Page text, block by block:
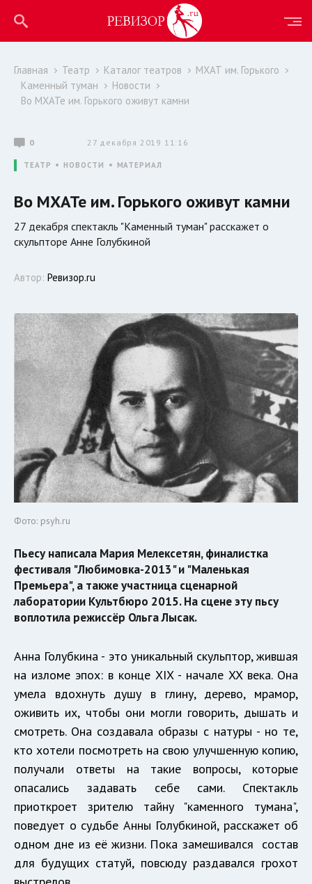
Главная Театр Каталог театров
МХАТ им. Горького
Каменный туман
Новости
Во МХАТе им. Горького оживут камни
0 27 декабря 2019 11:16
ТЕАТР НОВОСТИ МАТЕРИАЛ
Во МХАТе им. Горького оживут камни
27 декабря спектакль "Каменный туман" расскажет о
скульпторе Анне Голубкиной
Автор: Ревизор.ru
Фото: psyh.ru
Пьесу написала Мария Мелексетян, финалистка
фестиваля "Любимовка-2013" и "Маленькая
Премьера", а также участница сценарной
лаборатории Культбюро 2015. На сцене эту пьсу
воплотила режиссёр Ольга Лысак.
Анна Голубкина - это уникальный скульптор, жившая
на изломе эпох: в конце XIX - начале XX века. Она
умела вдохнуть душу в глину, дерево, мрамор,
оживить их, чтобы они могли говорить, дышать и
смотреть. Она создавала образы с натуры - но те,
кто хотели посмотреть на свою улучшенную копию,
получали ответы на такие вопросы, которые
опасались задавать себе сами. Спектакль
приоткроет зрителю тайну "каменного тумана",
поведует о судьбе Анны Голубкиной, расскажет об
одном дне из её жизни. Пока замешивался состав
для будущих статуй, повсюду раздавался грохот